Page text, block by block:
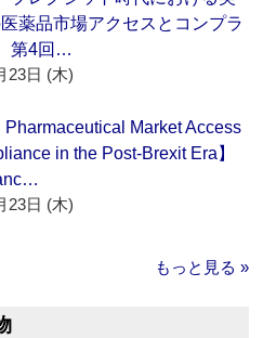
薬品市場アクセスとコンプラ
第4回…
23日 (木)
Pharmaceutical Market Access
in the Post-Brexit Era】
23日 (木)
もっと見る »